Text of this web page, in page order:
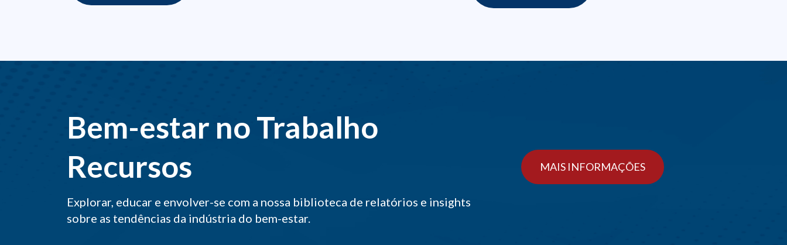
Bem-estar no Trabalho
Recursos
Explorar, educar e envolver-se com a nossa biblioteca de relatórios e insights
sobre as tendências da indústria do bem-estar.
MAIS INFORMAÇÕES